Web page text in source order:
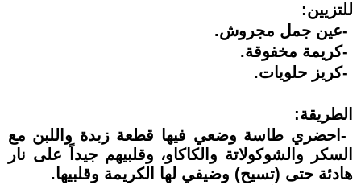
للتزيين:
-عين جمل مجروش.
-كريمة مخفوقة.
-كريز حلويات.
الطريقة:
- احضري طاسة وضعي فيها قطعة زبدة واللبن مع
السكر والشوكولاتة والكاكاو، وقلبيهم جيداً على نار
هادئة حتى (تسيح) وضيفي لها الكريمة وقلبيها.